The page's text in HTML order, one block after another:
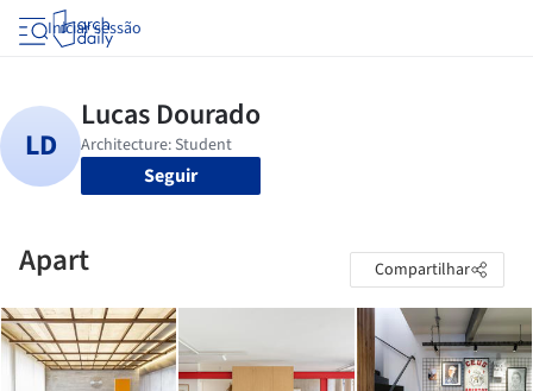
Iniciar sessão
Seguir
Apart Compartilhar